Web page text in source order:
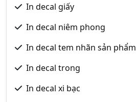
In decal giấy
In decal niêm phong
In decal tem nhãn sản phẩm
In decal trong
In decal xi bạc